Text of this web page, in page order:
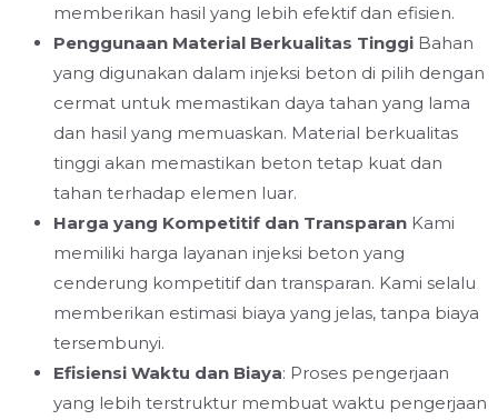
memberikan hasil yang lebih efektif dan efisien.
Penggunaan Material Berkualitas Tinggi Bahan
yang digunakan dalam injeksi beton di pilih dengan
cermat untuk memastikan daya tahan yang lama
dan hasil yang memuaskan. Material berkualitas
tinggi akan memastikan beton tetap kuat dan
tahan terhadap elemen luar.
Harga yang Kompetitif dan Transparan Kami
memiliki harga layanan injeksi beton yang
cenderung kompetitif dan transparan. Kami selalu
memberikan estimasi biaya yang jelas, tanpa biaya
tersembunyi.
Efisiensi Waktu dan Biaya: Proses pengerjaan
yang lebih terstruktur membuat waktu pengerjaan